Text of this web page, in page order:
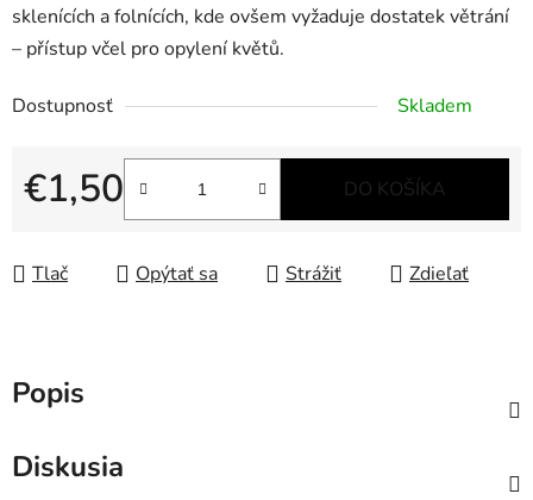
sklenících a folnících, kde ovšem vyžaduje dostatek větrání
– přístup včel pro opylení květů.
Dostupnosť Skladem
€1,50
Jednotková cena:
DO KOŠÍKA
Tlač Opýtať sa Strážiť Zdieľať
Popis
Diskusia